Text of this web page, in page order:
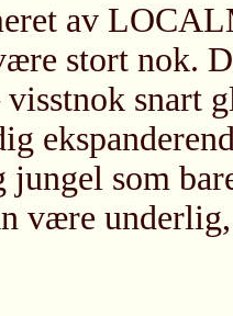
av
stort nok.
visstnok snart
som
være